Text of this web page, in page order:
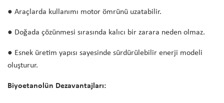
● Araçlarda kullanımı motor ömrünü uzatabilir.
● Doğada çözünmesi sırasında kalıcı bir zarara neden olmaz.
● Esnek üretim yapısı sayesinde sürdürülebilir enerji modeli
oluşturur.
Biyoetanolün Dezavantajları: